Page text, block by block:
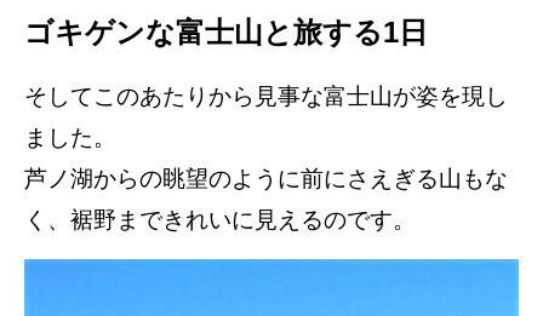
ゴキゲンな富士山と旅する1日
そしてこのあたりから見事な富士山が姿を現し
ました。
芦ノ湖からの眺望のように前にさえぎる山もな
く、裾野まできれいに見えるのです。